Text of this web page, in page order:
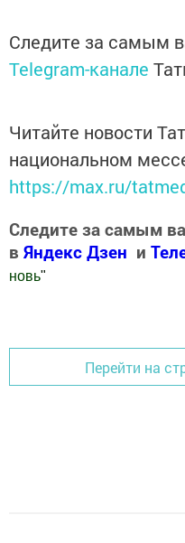
Следите за самым
Telegram-канале
Читайте новости
национальном
https://max.ru/
Следите за самым
в Яндекс Дзен и
новь"
Перейти на